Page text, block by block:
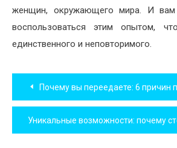
женщин, окружающего мира. И вам
воспользоваться этим опытом,
единственного и неповторимого.
Навигация
по
записям
Почему вы переедаете: 6 причин